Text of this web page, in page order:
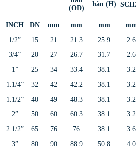
(OD)
hàn (H)
INCH DN mm mm mm mm
1/2”
15 21 21.3 25.9 2.6
3/4”
20 27 26.7 31.7 2.6
1”
25 34 33.4 38.1 3.2
1.1/4”
32 42 42.2 38.1 3.2
1.1/2”
40 49 48.3 38.1 3.2
2”
50 60 60.3 38.1 3.2
2.1/2”
65 76 76 38.1 3.6
3”
80 90 88.9 50.8 4.0